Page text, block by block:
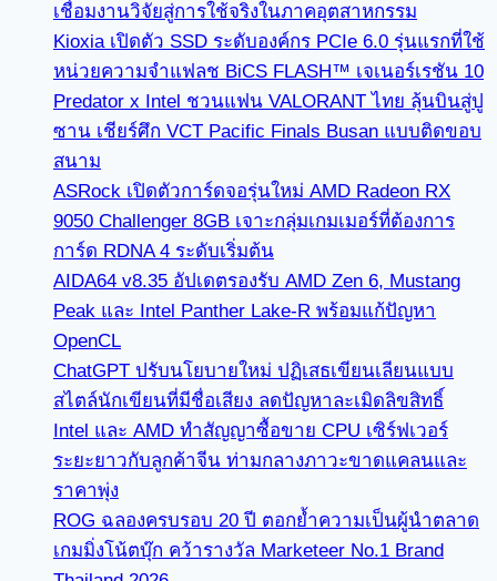
เชื่อมงานวิจัยสู่การใช้จริงในภาคอุตสาหกรรม
Kioxia เปิดตัว SSD ระดับองค์กร PCIe 6.0 รุ่นแรกที่ใช้
หน่วยความจำแฟลช BiCS FLASH™ เจเนอร์เรชัน 10
Predator x Intel ชวนแฟน VALORANT ไทย ลุ้นบินสู่ปู
ซาน เชียร์ศึก VCT Pacific Finals Busan แบบติดขอบ
สนาม
ASRock เปิดตัวการ์ดจอรุ่นใหม่ AMD Radeon RX
9050 Challenger 8GB เจาะกลุ่มเกมเมอร์ที่ต้องการ
การ์ด RDNA 4 ระดับเริ่มต้น
AIDA64 v8.35 อัปเดตรองรับ AMD Zen 6, Mustang
Peak และ Intel Panther Lake-R พร้อมแก้ปัญหา
OpenCL
ChatGPT ปรับนโยบายใหม่ ปฏิเสธเขียนเลียนแบบ
สไตล์นักเขียนที่มีชื่อเสียง ลดปัญหาละเมิดลิขสิทธิ์
Intel และ AMD ทำสัญญาซื้อขาย CPU เซิร์ฟเวอร์
ระยะยาวกับลูกค้าจีน ท่ามกลางภาวะขาดแคลนและ
ราคาพุ่ง
ROG ฉลองครบรอบ 20 ปี ตอกย้ำความเป็นผู้นำตลาด
เกมมิ่งโน้ตบุ๊ก คว้ารางวัล Marketeer No.1 Brand